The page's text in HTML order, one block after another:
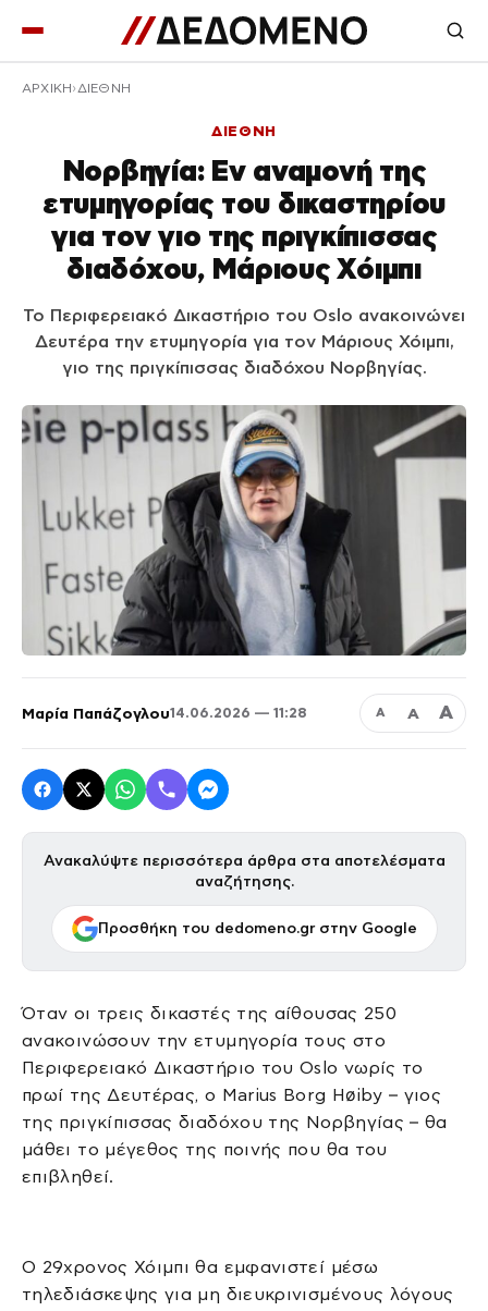
ΑΡΧΙΚΉ ΔΙΕΘΝΗ
ΔΙΕΘΝΗ
Νορβηγία: Εν αναμονή της
ετυμηγορίας του δικαστηρίου
για τον γιο της πριγκίπισσας
διαδόχου, Μάριους Χόιμπι
Το Περιφερειακό Δικαστήριο του Oslo ανακοινώνει
Δευτέρα την ετυμηγορία για τον Μάριους Χόιμπι,
γιο της πριγκίπισσας διαδόχου Νορβηγίας.
Μαρία Παπάζογλου14.06.2026 — 11:28 Α Α Α
Ανακαλύψτε περισσότερα άρθρα στα αποτελέσματα
αναζήτησης.
Προσθήκη του dedomeno.gr στην Google
Όταν οι τρεις δικαστές της αίθουσας 250
ανακοινώσουν την ετυμηγορία τους στο
Περιφερειακό Δικαστήριο του Oslo νωρίς το
πρωί της Δευτέρας, ο Marius Borg Høiby – γιος
της πριγκίπισσας διαδόχου της Νορβηγίας – θα
μάθει το μέγεθος της ποινής που θα του
επιβληθεί.
Ο 29χρονος Χόιμπι θα εμφανιστεί μέσω
τηλεδιάσκεψης για μη διευκρινισμένους λόγους